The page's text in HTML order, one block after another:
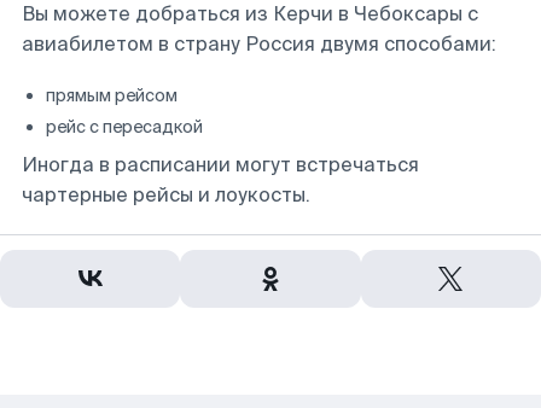
Вы можете добраться из Керчи в Чебоксары с
авиабилетом в страну Россия двумя способами:
прямым рейсом
рейс с пересадкой
Иногда в расписании могут встречаться
чартерные рейсы и лоукосты.